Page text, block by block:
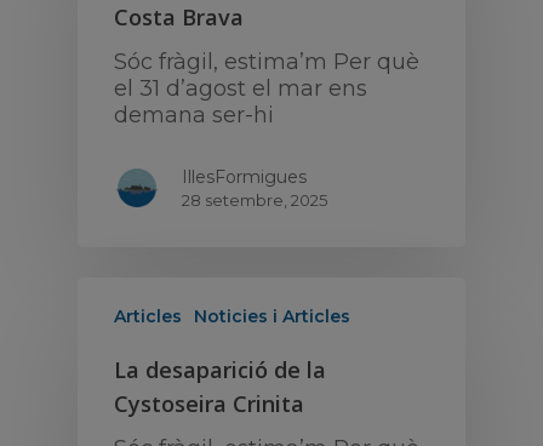
Costa Brava
Sóc fràgil, estima’m Per què
el 31 d’agost el mar ens
demana ser-hi
IllesFormigues
28 setembre, 2025
Articles Noticies i Articles
La desaparició de la
Cystoseira Crinita